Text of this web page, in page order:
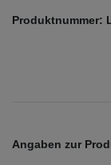
Produktnummer:
Angaben zur